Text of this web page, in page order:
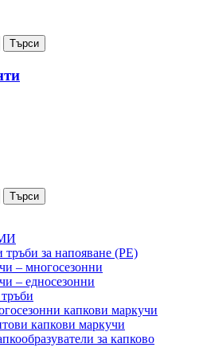
Търси
Търси
за напояване (PE)
– многосезонни
– едносезонни
капкови маркучи
капкови маркучи
за капково